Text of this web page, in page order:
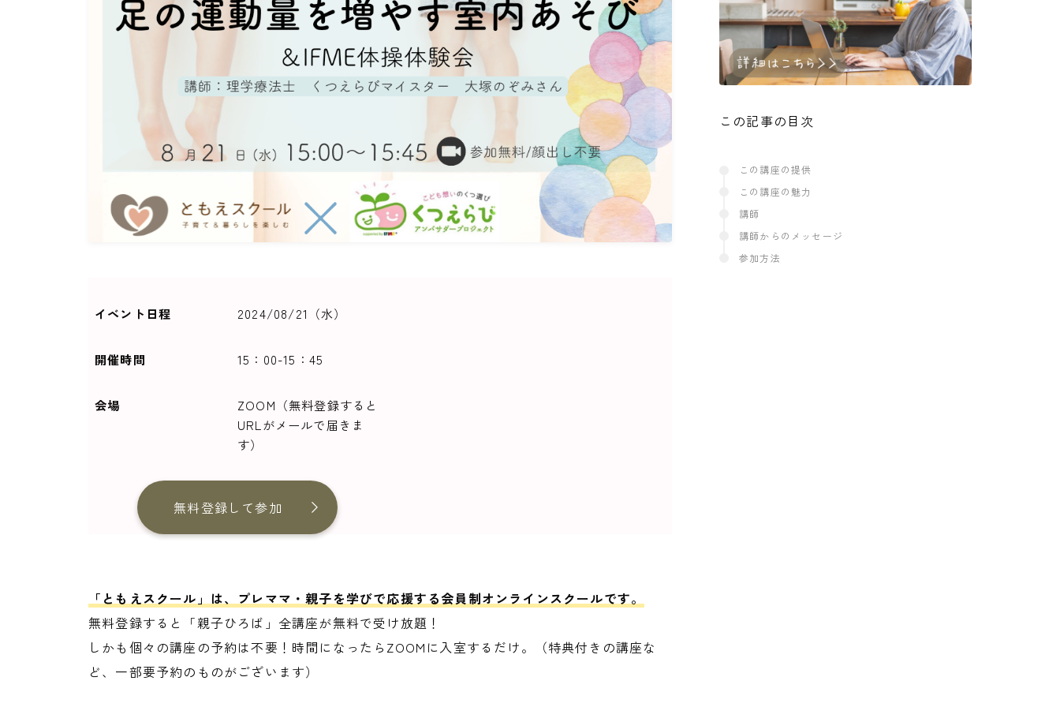
イベント日程 2024/08/21（水）
開催時間 15：00-15：45
会場
ZOOM（無料登録すると
URLがメールで届きま
す）
無料登録して参加
「ともえスクール」は、プレママ・親子を学びで応援する会員制オンラインスクールです。
無料登録すると「親子ひろば」全講座が無料で受け放題！
しかも個々の講座の予約は不要！時間になったらZOOMに入室するだけ。（特典付きの講座な
ど、一部要予約のものがございます）
この記事の目次
この講座の提供
この講座の魅力
講師
講師からのメッセージ
参加方法